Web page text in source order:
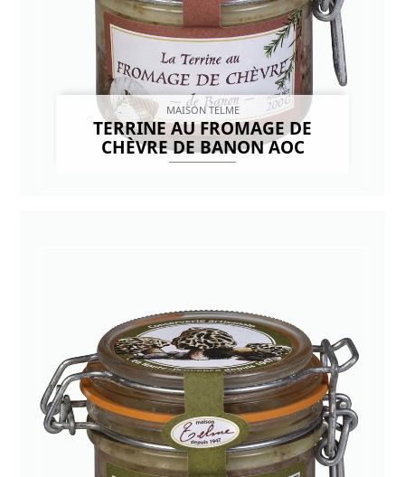
MAISON TELME
TERRINE AU FROMAGE DE
CHÈVRE DE BANON AOC